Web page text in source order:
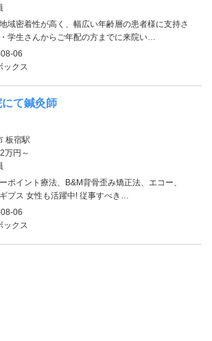
域密着性が高く、幅広い年齢層の患者様に支持さ
学生さんからご年配の方までに来院い…
06
ックス
て鍼灸師
板宿駅
万円～
ポイント療法、B&M背骨歪み矯正法、エコー、
プス 女性も活躍中! 従事すべき…
06
ックス